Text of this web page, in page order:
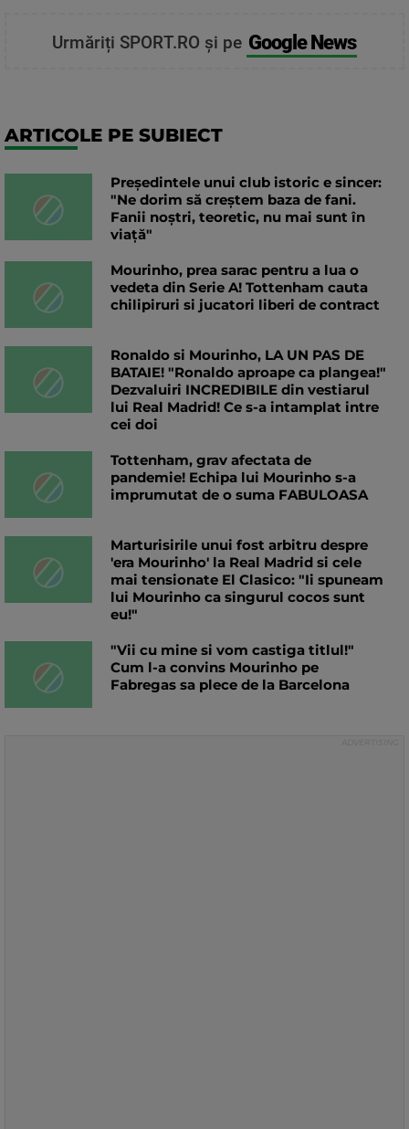
Urmăriți SPORT.RO și pe Google News
ARTICOLE PE SUBIECT
Președintele unui club istoric e sincer:
"Ne dorim să creștem baza de fani.
Fanii noștri, teoretic, nu mai sunt în
viață"
Mourinho, prea sarac pentru a lua o
vedeta din Serie A! Tottenham cauta
chilipiruri si jucatori liberi de contract
Ronaldo si Mourinho, LA UN PAS DE
BATAIE! "Ronaldo aproape ca plangea!"
Dezvaluiri INCREDIBILE din vestiarul
lui Real Madrid! Ce s-a intamplat intre
cei doi
Tottenham, grav afectata de
pandemie! Echipa lui Mourinho s-a
imprumutat de o suma FABULOASA
Marturisirile unui fost arbitru despre
'era Mourinho' la Real Madrid si cele
mai tensionate El Clasico: "Ii spuneam
lui Mourinho ca singurul cocos sunt
eu!"
"Vii cu mine si vom castiga titlul!"
Cum l-a convins Mourinho pe
Fabregas sa plece de la Barcelona